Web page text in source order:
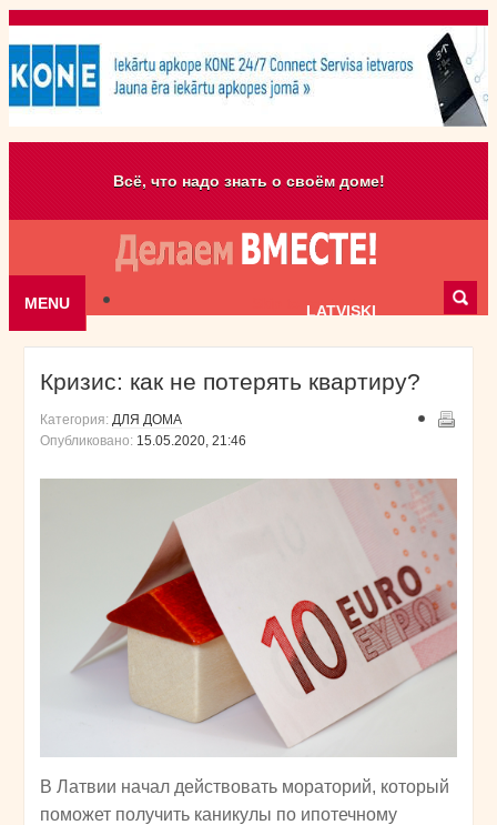
Всё, что надо знать о своём доме!
MENU LATVISKI
Skip to content
Кризис: как не потерять квартиру?
Категория: ДЛЯ ДОМА
Опубликовано: 15.05.2020, 21:46
В Латвии начал действовать мораторий, который
поможет получить каникулы по ипотечному